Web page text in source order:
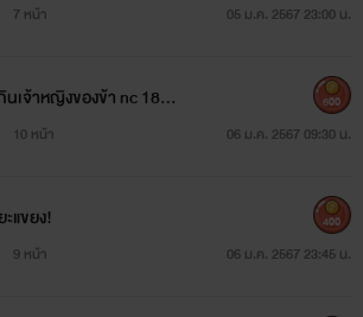
7 หน้า 05 ม.ค. 2567 23:00 น.
นเจ้าหญิงของข้า nc 18++
10 หน้า 06 ม.ค. 2567 09:30 น.
600
แขยง!
9 หน้า 06 ม.ค. 2567 23:45 น.
400